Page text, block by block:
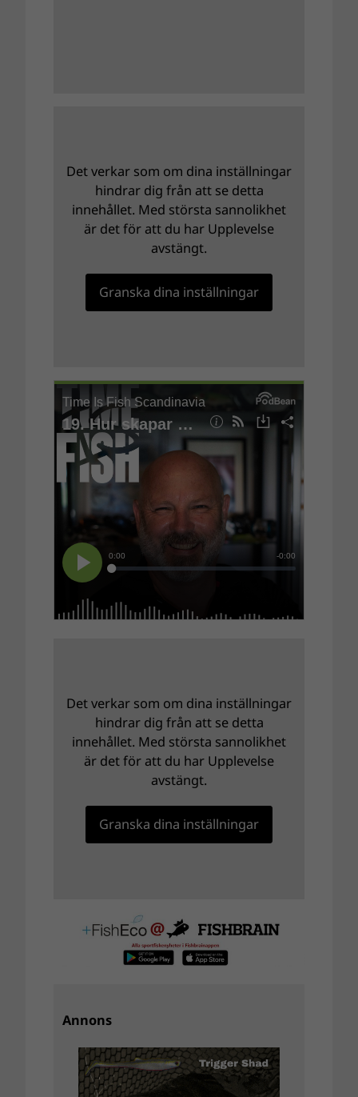
Det verkar som om dina inställningar
hindrar dig från att se detta
innehållet. Med största sannolikhet
är det för att du har Upplevelse
avstängt.
Granska dina inställningar
Det verkar som om dina inställningar
hindrar dig från att se detta
innehållet. Med största sannolikhet
är det för att du har Upplevelse
avstängt.
Granska dina inställningar
Annons